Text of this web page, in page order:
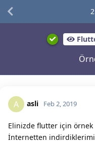
2
A asli Feb 2, 2019
Elinizde flutter için örnek
İnternetten indirdiklerimi